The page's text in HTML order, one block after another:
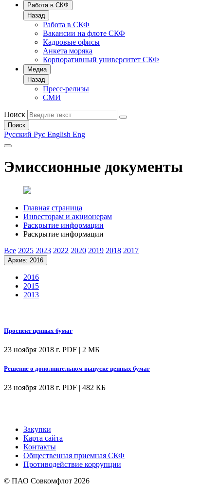
Работа в СКФ
Назад
Работа в СКФ
Вакансии на флоте СКФ
Кадровые офисы
Анкета моряка
Корпоративный университет СКФ
Медиа
Назад
Пресс-релизы
СМИ
Поиск
Поиск
Русский Рус English Eng
Эмиссионные документы
Главная страница
Инвесторам и акционерам
Раскрытие информации
Раскрытие информации
Все 2025 2023 2022 2020 2019 2018 2017
Архив: 2016
2016
2015
2013
Проспект ценных бумаг
23 ноября 2018 г. PDF | 2 МБ
Решение о дополнительном выпуске ценных бумаг
23 ноября 2018 г. PDF | 482 КБ
Закупки
Карта сайта
Контакты
Общественная приемная СКФ
Противодействие коррупции
© ПАО Совкомфлот 2026